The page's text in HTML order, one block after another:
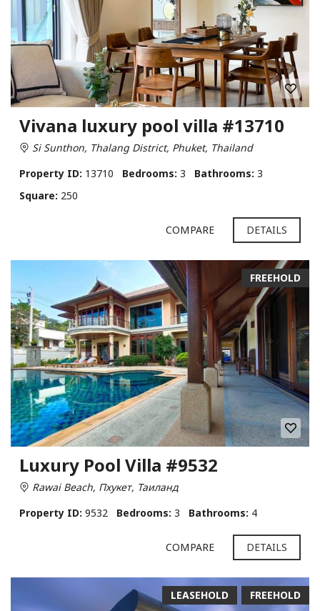
Vivana luxury pool villa #13710
Si Sunthon, Thalang District, Phuket, Thailand
Property ID: 13710 Bedrooms: 3 Bathrooms: 3
Square: 250
COMPARE DETAILS
FREEHOLD
Luxury Pool Villa #9532
Rawai Beach, Пхукет, Таиланд
Property ID: 9532 Bedrooms: 3 Bathrooms: 4
COMPARE DETAILS
FREEHOLD
LEASEHOLD